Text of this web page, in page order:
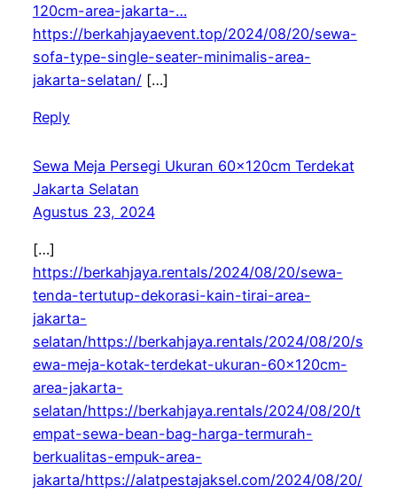
120cm-area-jakarta-…
https://berkahjayaevent.top/2024/08/20/sewa-
sofa-type-single-seater-minimalis-area-
jakarta-selatan/[…]
Reply
Sewa Meja Persegi Ukuran 60x120cm Terdekat
Jakarta Selatan
Agustus 23, 2024
[…]
https://berkahjaya.rentals/2024/08/20/sewa-
tenda-tertutup-dekorasi-kain-tirai-area-
jakarta-
selatan/https://berkahjaya.rentals/2024/08/20/s
ewa-meja-kotak-terdekat-ukuran-60x120cm-
area-jakarta-
selatan/https://berkahjaya.rentals/2024/08/20/t
empat-sewa-bean-bag-harga-termurah-
berkualitas-empuk-area-
jakarta/https://alatpestajaksel.com/2024/08/20/